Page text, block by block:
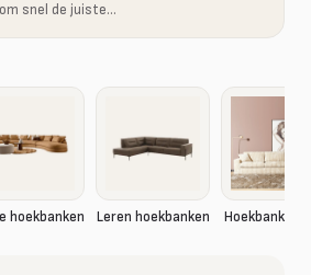
snel de juiste
hoekbanken Leren hoekbanken Hoekbank